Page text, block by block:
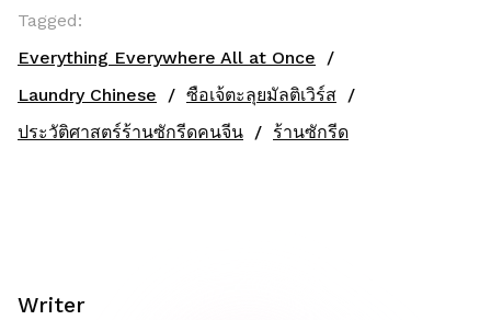
Tagged:
Everything Everywhere All at Once
Laundry Chinese
ซือเจ้ตะลุยมัลติเวิร์ส
ประวัติศาสตร์ร้านซักรีดคนจีน
ร้านซักรีด
Writer